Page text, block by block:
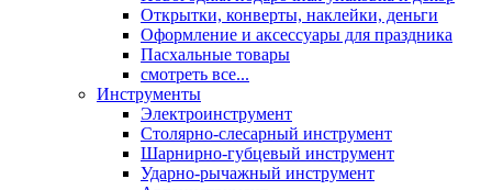
Открытки, конверты, наклейки, деньги
Оформление и аксессуары для праздника
Пасхальные товары
смотреть все...
Инструменты
Электроинструмент
Столярно-слесарный инструмент
Шарнирно-губцевый инструмент
Ударно-рычажный инструмент